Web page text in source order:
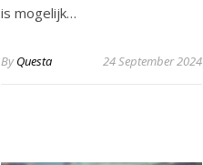
is mogelijk…
ByQuesta 24 September 2024